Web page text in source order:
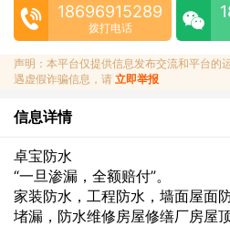
18696915289
拨打电话
声明：本平台仅提供信息发布交流和平台的
遇虚假诈骗信息，请 立即举报
信息详情
卓宝防水
“一旦渗漏，全额赔付”。
家装防水，工程防水，墙面屋面
堵漏，防水维修房屋修缮厂房屋